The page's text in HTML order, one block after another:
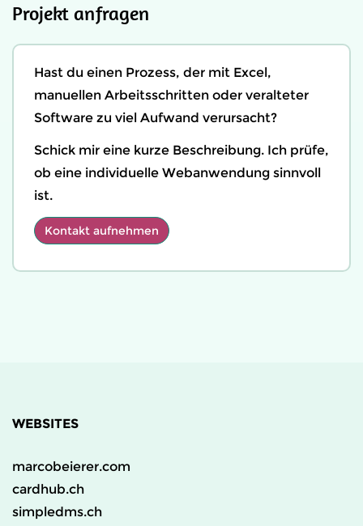
Projekt anfragen
Hast du einen Prozess, der mit Excel,
manuellen Arbeitsschritten oder veralteter
Software zu viel Aufwand verursacht?
Schick mir eine kurze Beschreibung. Ich prüfe,
ob eine individuelle Webanwendung sinnvoll
ist.
Kontakt aufnehmen
WEBSITES
marcobeierer.com
cardhub.ch
simpledms.ch